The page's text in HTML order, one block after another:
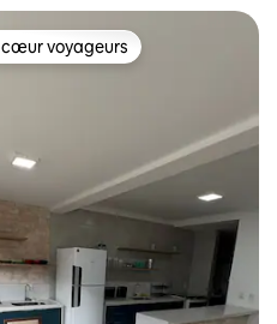
5, 56 commentaires
cœur voyageurs
voyageurs